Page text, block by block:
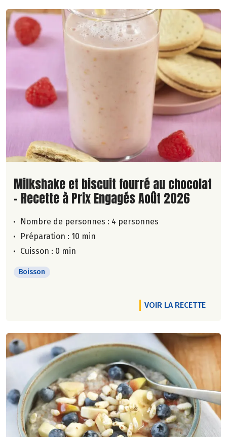
Lire la suite de la recette
Milkshake et biscuit fourré au chocolat
- Recette à Prix Engagés Août 2026
Nombre de personnes : 4 personnes
Préparation : 10 min
Cuisson : 0 min
Boisson
VOIR LA RECETTE